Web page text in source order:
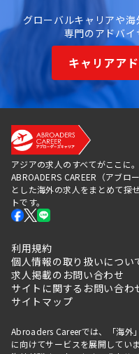
グローバルキャリアや海
専門のアドバイ
キャリアア
アジアの求人のすべてがここに。
ABROADERS CAREER（アブ
とした海外の求人をまとめて探
トです。
利用規約
個人情報の取り扱いについ
求人掲載のお問い合わせ
サイトに関するお問い合わ
サイトマップ
Abroaders Careerでは、「海外
に向けてサービスを展開していま